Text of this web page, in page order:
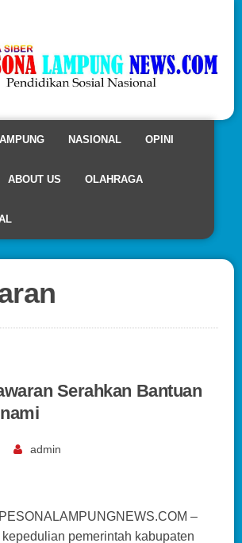
NASIONAL OPINI
ABOUT US OLAHRAGA
Serahkan Bantuan
admin
–
pemerintah kabupaten